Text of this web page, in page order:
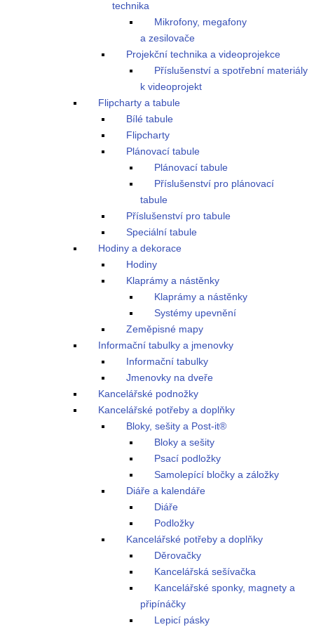
technika
Mikrofony, megafony
a zesilovače
Projekční technika a videoprojekce
Příslušenství a spotřební materiály
k videoprojekt
Flipcharty a tabule
Bílé tabule
Flipcharty
Plánovací tabule
Plánovací tabule
Příslušenství pro plánovací
tabule
Příslušenství pro tabule
Speciální tabule
Hodiny a dekorace
Hodiny
Klaprámy a nástěnky
Klaprámy a nástěnky
Systémy upevnění
Zeměpisné mapy
Informační tabulky a jmenovky
Informační tabulky
Jmenovky na dveře
Kancelářské podnožky
Kancelářské potřeby a doplňky
Bloky, sešity a Post-it®
Bloky a sešity
Psací podložky
Samolepící bločky a záložky
Diáře a kalendáře
Diáře
Podložky
Kancelářské potřeby a doplňky
Děrovačky
Kancelářská sešívačka
Kancelářské sponky, magnety a
připínáčky
Lepicí pásky